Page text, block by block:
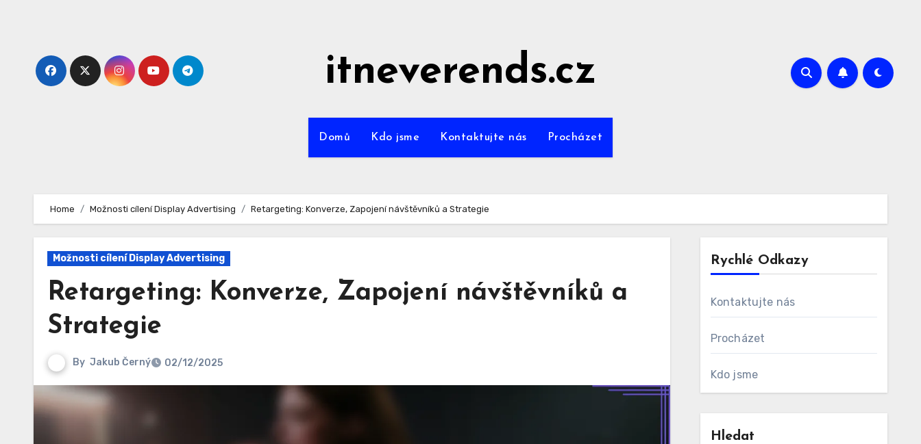
itneverends.cz
Domů Kdo jsme Kontaktujte nás Procházet
Home Možnosti cílení Display Advertising Retargeting: Konverze, Zapojení návštěvníků a Strategie
Možnosti cílení Display Advertising
Retargeting: Konverze, Zapojení návštěvníků a
Strategie
By Jakub Černý 02/12/2025
Rychlé Odkazy
Kontaktujte nás
Procházet
Kdo jsme
Hledat